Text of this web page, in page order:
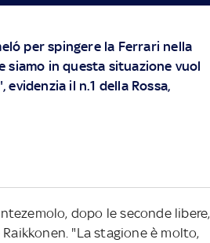
per spingere la Ferrari nella
siamo in questa situazione vuol
il n.1 della Rossa,
dopo le seconde libere,
"La stagione è molto,